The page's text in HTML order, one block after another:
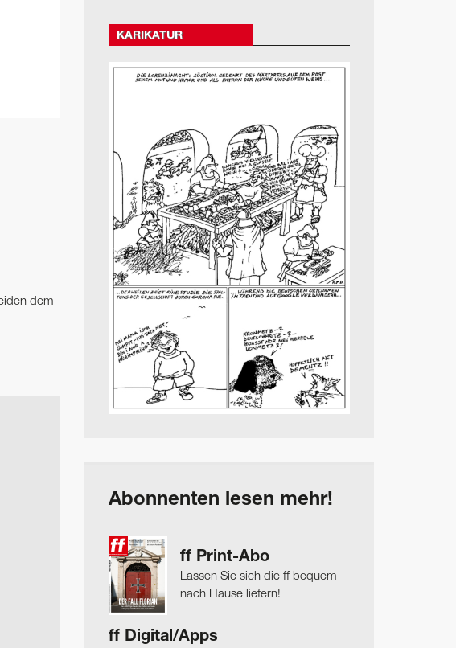
dem
KARIKATUR
Abonnenten lesen mehr!
ff Print-Abo
Lassen Sie sich die ff bequem
nach Hause liefern!
ff Digital/Apps